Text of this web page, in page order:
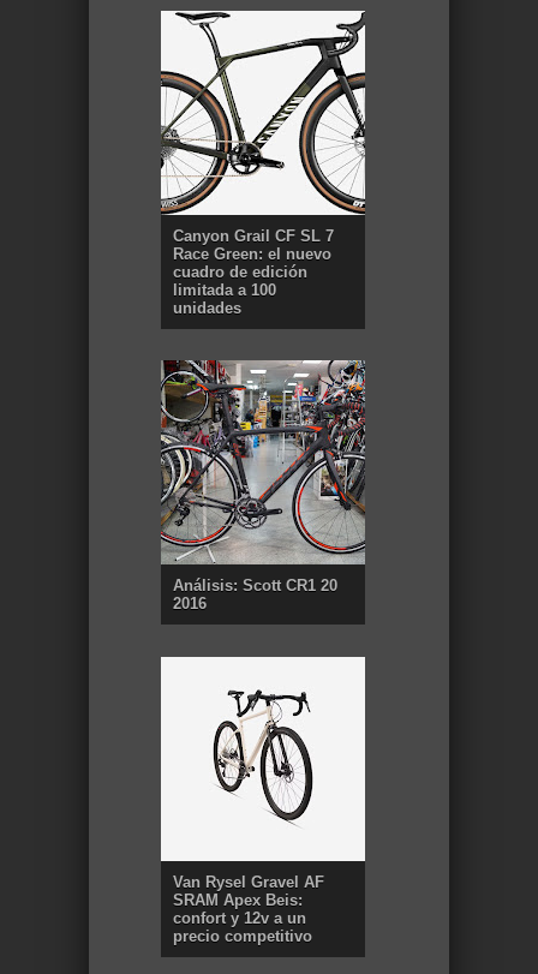
Canyon Grail CF SL 7
Race Green: el nuevo
cuadro de edición
limitada a 100
unidades
Análisis: Scott CR1 20
2016
Van Rysel Gravel AF
SRAM Apex Beis:
confort y 12v a un
precio competitivo